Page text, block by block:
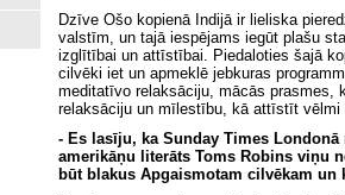
Dzīve Ošo kopienā Indijā ir lieliska
valstīm, un tajā iespējams iegūt plašu
izglītībai un attīstībai. Piedaloties šajā
cilvēki iet un apmeklē jebkuras
meditatīvo relaksāciju, mācās prasmes,
relaksāciju un mīlestību, kā attīstīt vēlmi
- Es lasīju, ka Sunday Times
amerikāņu literāts Toms Robins viņu
būt blakus Apgaismotam cilvēkam un